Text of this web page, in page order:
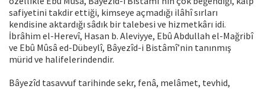
safiyetini takdir ettiği, kimseye açmadığı ilâhî sırları
kendisine aktardığı sâdık bir talebesi ve hizmetkârı idi.
İbrâhim el-Herevî, Hasan b. Aleviyye, Ebû Abdullah el-Mağribî
ve Ebû Mûsâ ed-Dübeylî, Bâyezîd-i Bistâmî’nin tanınmış
mürid ve halifelerindendir.
Bâyezîd tasavvuf tarihinde sekr, fenâ, melâmet, tevhid,